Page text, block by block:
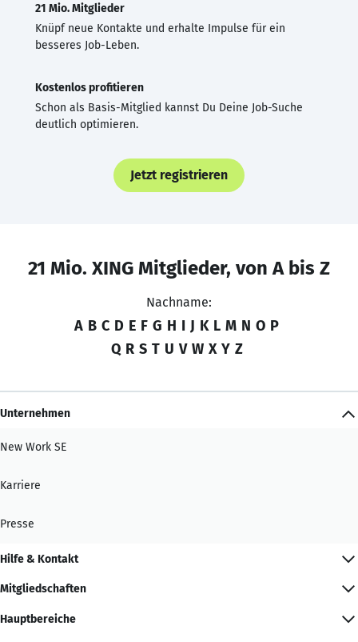
21 Mio. Mitglieder
Knüpf neue Kontakte und erhalte Impulse für ein
besseres Job-Leben.
Kostenlos profitieren
Schon als Basis-Mitglied kannst Du Deine Job-Suche
deutlich optimieren.
Jetzt registrieren
21 Mio. XING Mitglieder, von A bis Z
Nachname:
A B C D E F G H I J K L M N O P
Q R S T U V W X Y Z
Unternehmen
New Work SE
Karriere
Presse
Hilfe & Kontakt
Mitgliedschaften
Hauptbereiche